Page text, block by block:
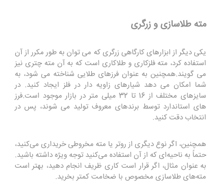
مته طلاسازی و زرگری
یکی دیگر از ابزارهای کارگاهی زرگری که می توان به طور مکرر از آن
استفاده کرد، مته فلزکاری و طلاکاری است که به آن مته چتری نیز
می گویند.همچنین به عنوان فرزهای طلایی شناخته می شود، به
شما امکان می دهد شیارهای زاویه دار در فلز ایجاد کنید. در
سایزهای مختلف از 16 تا 32 میلی متر در بازار موجود است.فرز
های استاندارد توسط برندهای معروف تولید می شوند، پس در
انتخاب دقت کنید.
همچنین، اگر نوع دیگری از روتر یا مته مخروطی خریداری می‌کنید،
حتماً به ناحیه‌ای که از آن استفاده می‌کنید توجه ویژه داشته باشید.
به عنوان مثال، اگر قرار است کاری ظریف انجام دهید، بهتر است
مته‌های طلاسازی مخصوص با ضخامت کمتر بخرید.